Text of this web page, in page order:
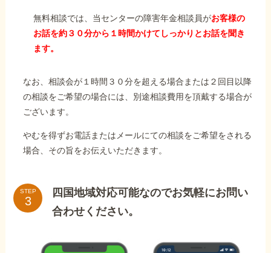
無料相談では、当センターの障害年金相談員がお客様の
お話を約３０分から１時間かけてしっかりとお話を聞き
ます。
なお、相談会が１時間３０分を超える場合または２回目以降
の相談をご希望の場合には、別途相談費用を頂戴する場合が
ございます。
やむを得ずお電話またはメールにての相談をご希望をされる
場合、その旨をお伝えいただきます。
STEP
四国地域対応可能なのでお気軽にお問い
合わせください。